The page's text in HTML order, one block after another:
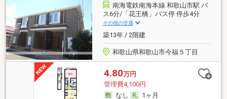
南海電鉄南海本線 和歌山市駅 バ
ス6分/「花王橋」バス停 停歩4分
その他の交通
築13年 / 2階建
和歌山県和歌山市今福５丁目
4.80万円
管理費4,100円
なし
1ヶ月